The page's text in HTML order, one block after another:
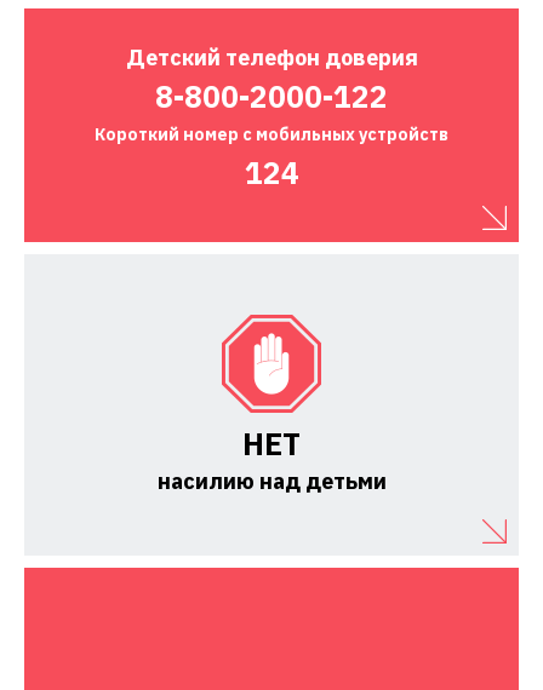
Детский телефон доверия
8-800-2000-122
Короткий номер с мобильных устройств
124
НЕТ
насилию над детьми